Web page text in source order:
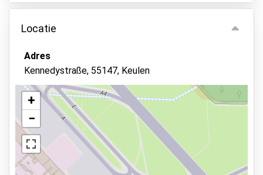
Mogelijkheden
Binnen parkeren
Autosleutels behouden
Verlicht terrein
Status van de auto
Beveiligd parkeren
Bewaker ter plaatse
Camerabewaking
Locatie
Adres
Kennedystraße, 55147, Keulen
Bekijk op kaart
+
−